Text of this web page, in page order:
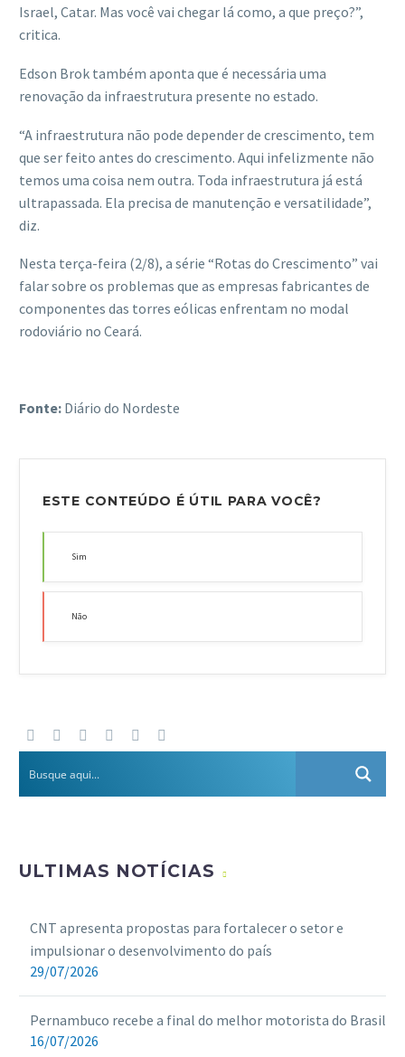
Israel, Catar. Mas você vai chegar lá como, a que preço?”,
critica.
Edson Brok também aponta que é necessária uma
renovação da infraestrutura presente no estado.
“A infraestrutura não pode depender de crescimento, tem
que ser feito antes do crescimento. Aqui infelizmente não
temos uma coisa nem outra. Toda infraestrutura já está
ultrapassada. Ela precisa de manutenção e versatilidade”,
diz.
Nesta terça-feira (2/8), a série “Rotas do Crescimento” vai
falar sobre os problemas que as empresas fabricantes de
componentes das torres eólicas enfrentam no modal
rodoviário no Ceará.
Fonte: Diário do Nordeste
ESTE CONTEÚDO É ÚTIL PARA VOCÊ?
Sim
Não
ULTIMAS NOTÍCIAS
CNT apresenta propostas para fortalecer o setor e
impulsionar o desenvolvimento do país
29/07/2026
Pernambuco recebe a final do melhor motorista do Brasil
16/07/2026